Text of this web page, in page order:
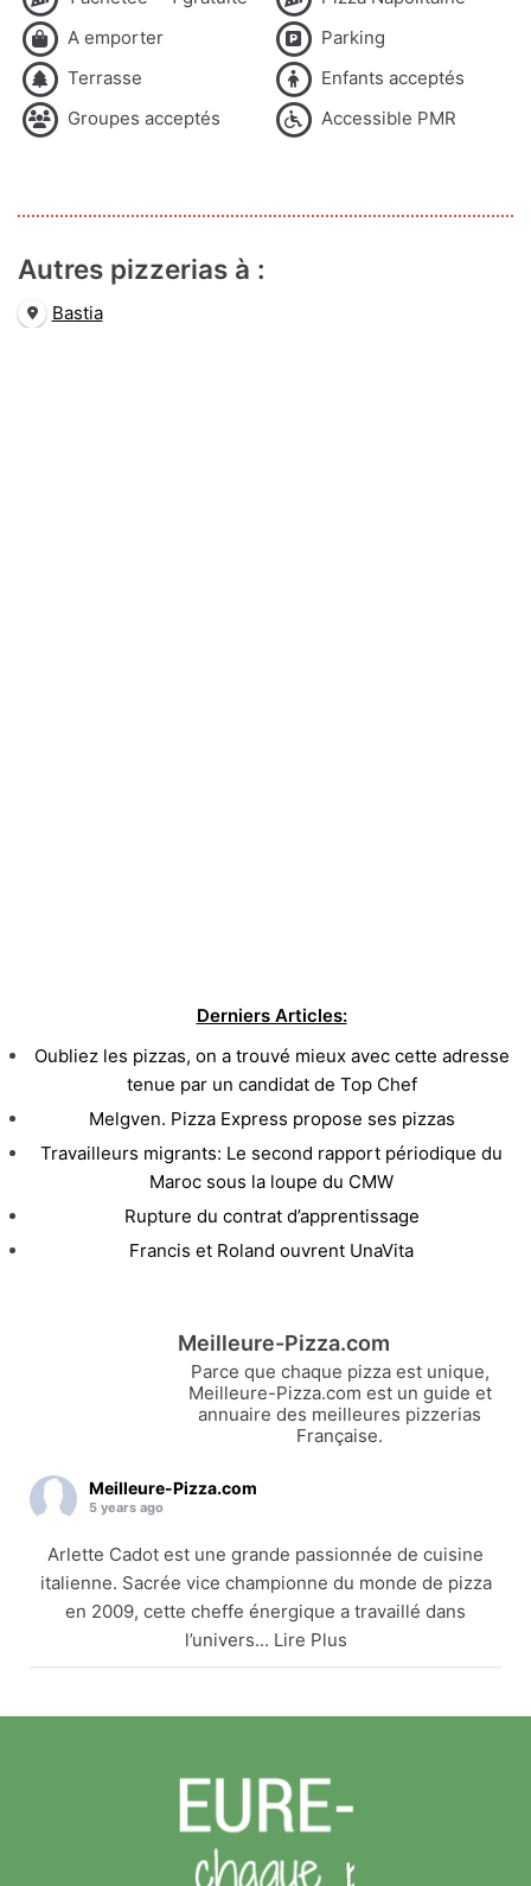
A emporter
Parking
Terrasse
Enfants acceptés
Groupes acceptés
Accessible PMR
Autres pizzerias à :
Bastia
Derniers Articles:
Oubliez les pizzas, on a trouvé mieux avec cette adresse
tenue par un candidat de Top Chef
Melgven. Pizza Express propose ses pizzas
Travailleurs migrants: Le second rapport périodique du
Maroc sous la loupe du CMW
Rupture du contrat d’apprentissage
Francis et Roland ouvrent UnaVita
Meilleure-Pizza.com
Parce que chaque pizza est unique,
Meilleure-Pizza.com est un guide et
annuaire des meilleures pizzerias
Française.
Meilleure-Pizza.com
5 years ago
Arlette Cadot est une grande passionnée de cuisine
italienne. Sacrée vice championne du monde de pizza
en 2009, cette cheffe énergique a travaillé dans
l’univers... Lire Plus
meilleure-pizza.com
pizza en 2009, cette cheffe énergique a travaillé
dans l’univers... Lire Plus
Partager